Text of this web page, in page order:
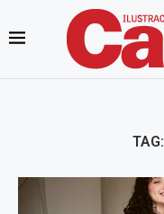
TAG: